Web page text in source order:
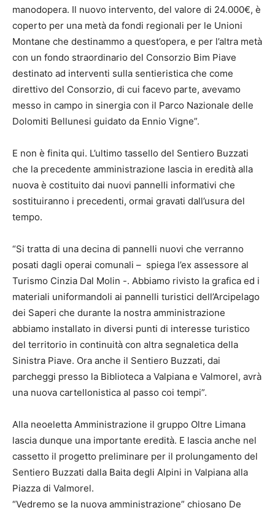
manodopera. Il nuovo intervento, del valore di 24.000€, è
coperto per una metà da fondi regionali per le Unioni
Montane che destinammo a quest’opera, e per l’altra metà
con un fondo straordinario del Consorzio Bim Piave
destinato ad interventi sulla sentieristica che come
direttivo del Consorzio, di cui facevo parte, avevamo
messo in campo in sinergia con il Parco Nazionale delle
Dolomiti Bellunesi guidato da Ennio Vigne”.
E non è finita qui. L’ultimo tassello del Sentiero Buzzati
che la precedente amministrazione lascia in eredità alla
nuova è costituito dai nuovi pannelli informativi che
sostituiranno i precedenti, ormai gravati dall’usura del
tempo.
“Si tratta di una decina di pannelli nuovi che verranno
posati dagli operai comunali – spiega l’ex assessore al
Turismo Cinzia Dal Molin -. Abbiamo rivisto la grafica ed i
materiali uniformandoli ai pannelli turistici dell’Arcipelago
dei Saperi che durante la nostra amministrazione
abbiamo installato in diversi punti di interesse turistico
del territorio in continuità con altra segnaletica della
Sinistra Piave. Ora anche il Sentiero Buzzati, dai
parcheggi presso la Biblioteca a Valpiana e Valmorel, avrà
una nuova cartellonistica al passo coi tempi”.
Alla neoeletta Amministrazione il gruppo Oltre Limana
lascia dunque una importante eredità. E lascia anche nel
cassetto il progetto preliminare per il prolungamento del
Sentiero Buzzati dalla Baita degli Alpini in Valpiana alla
Piazza di Valmorel.
“Vedremo se la nuova amministrazione” chiosano De